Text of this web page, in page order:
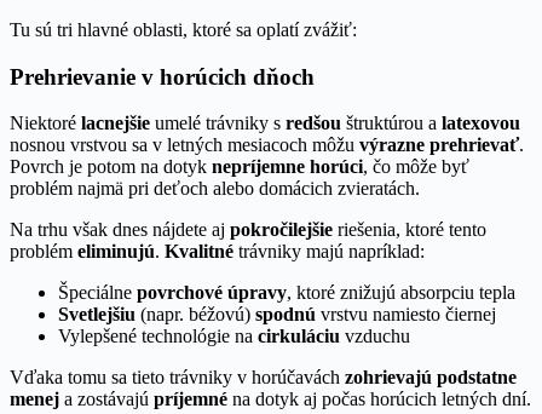
Tu sú tri hlavné oblasti, ktoré sa oplatí zvážiť:
Prehrievanie v horúcich dňoch
Niektoré lacnejšie umelé trávniky s redšou štruktúrou a latexovou
nosnou vrstvou sa v letných mesiacoch môžu výrazne prehrievať.
Povrch je potom na dotyk nepríjemne horúci, čo môže byť
problém najmä pri deťoch alebo domácich zvieratách.
Na trhu však dnes nájdete aj pokročilejšie riešenia, ktoré tento
problém eliminujú. Kvalitné trávniky majú napríklad:
Špeciálne povrchové úpravy, ktoré znižujú absorpciu tepla
Svetlejšiu (napr. béžovú) spodnú vrstvu namiesto čiernej
Vylepšené technológie na cirkuláciu vzduchu
Vďaka tomu sa tieto trávniky v horúčavách zohrievajú podstatne
menej a zostávajú príjemné na dotyk aj počas horúcich letných dní.